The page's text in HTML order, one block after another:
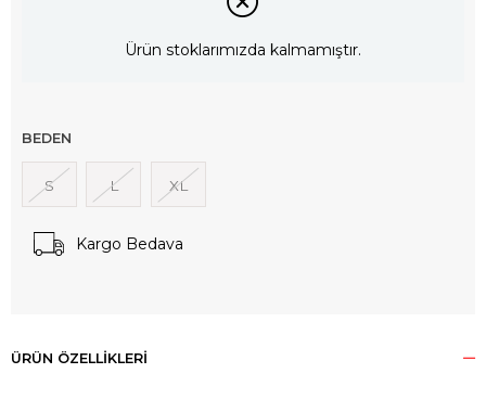
Ürün stoklarımızda kalmamıştır.
BEDEN
S L XL
Kargo Bedava
ÜRÜN ÖZELLIKLERI